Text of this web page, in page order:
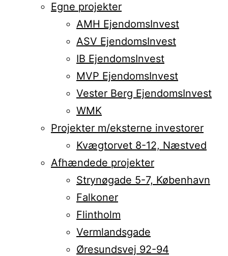
Egne projekter
AMH EjendomsInvest
ASV EjendomsInvest
IB EjendomsInvest
MVP EjendomsInvest
Vester Berg EjendomsInvest
WMK
Projekter m/eksterne investorer
Kvægtorvet 8-12, Næstved
Afhændede projekter
Strynøgade 5-7, København
Falkoner
Flintholm
Vermlandsgade
Øresundsvej 92-94